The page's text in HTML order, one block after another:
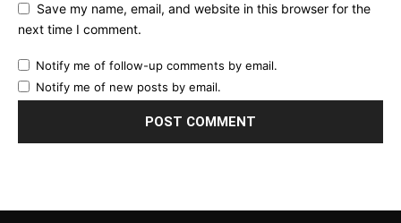
Save my name, email, and website in this browser for the
next time I comment.
Notify me of follow-up comments by email.
Notify me of new posts by email.